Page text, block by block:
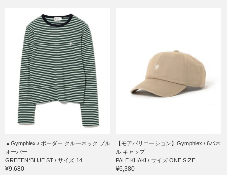
▲Gymphlex / ボーダー クルーネック プル
オーバー
GREEEN*BLUE ST / サイズ 14
¥9,680
【モアバリエーション】Gymphlex / 6パネ
ル キャップ
PALE KHAKI / サイズ ONE SIZE
¥6,380